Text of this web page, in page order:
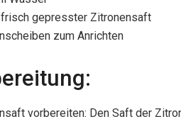
gepresster Zitronensaft
zum Anrichten
vorbereiten: Den Saft der